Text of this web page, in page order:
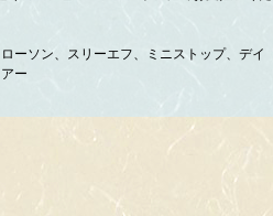
ーソン、スリーエフ、ミニストップ、デイ
ー